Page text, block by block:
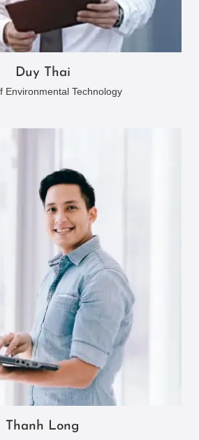
Duy Thai
Environmental Technology
Thanh Long